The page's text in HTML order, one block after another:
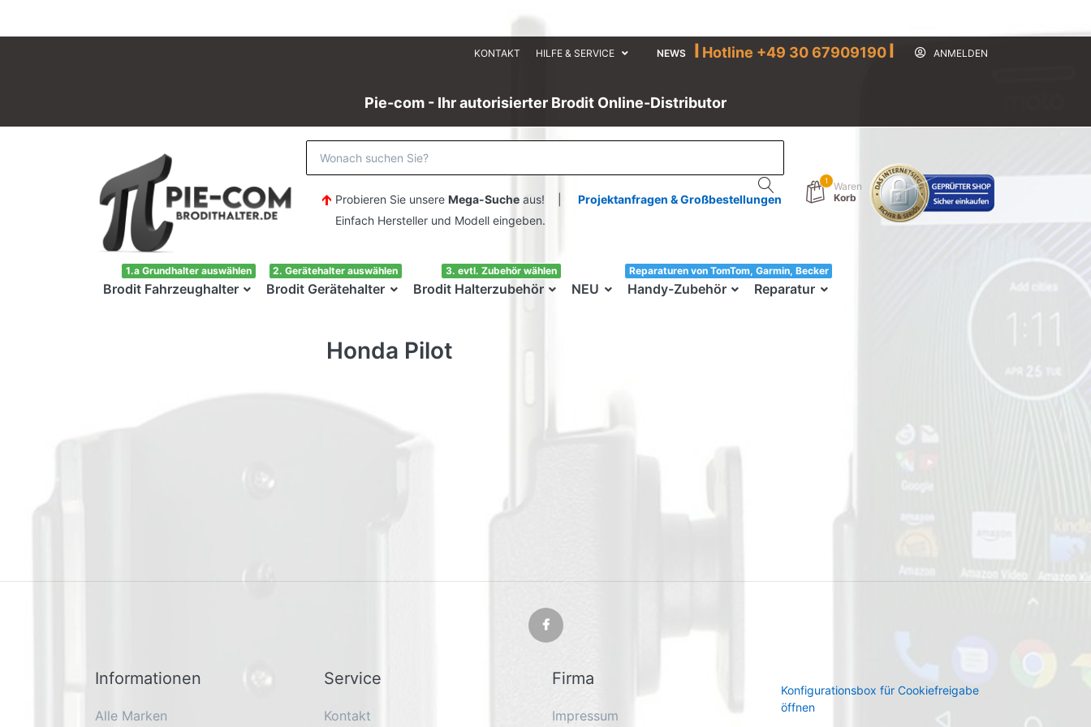
KONTAKT HILFE & SERVICE NEWS I Hotline +49 30 67909190I ANMELDEN
Pie-com - Ihr autorisierter Brodit Online-Distributor
Probieren Sie unsere Mega-Sucheaus! | Projektanfragen & Großbestellungen
Einfach Hersteller und Modell eingeben.
1
Waren
Korb
Brodit Fahrzeughalter
1.a Grundhalter auswählen
Brodit Gerätehalter
2. Gerätehalter auswählen
Brodit Halterzubehör
3. evtl. Zubehör wählen
NEU Handy-Zubehör
33!
Reparatur
Reparaturen von TomTom, Garmin, Becker
Honda Pilot
Informationen
Alle Marken
Service
Kontakt
Firma
Impressum
Konfigurationsbox für Cookiefreigabe
öffnen